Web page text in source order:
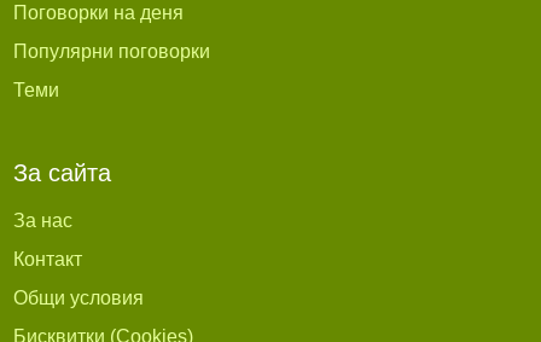
Поговорки на деня
Популярни поговорки
Теми
За сайта
За нас
Контакт
Общи условия
Бисквитки (Cookies)